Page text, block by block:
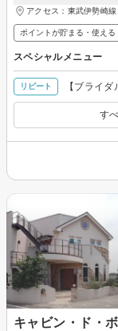
アクセス：東武伊勢崎
ポイントが貯まる・使える
スペシャルメニュー
リピート 【ブライ
す
キャビン・ド・